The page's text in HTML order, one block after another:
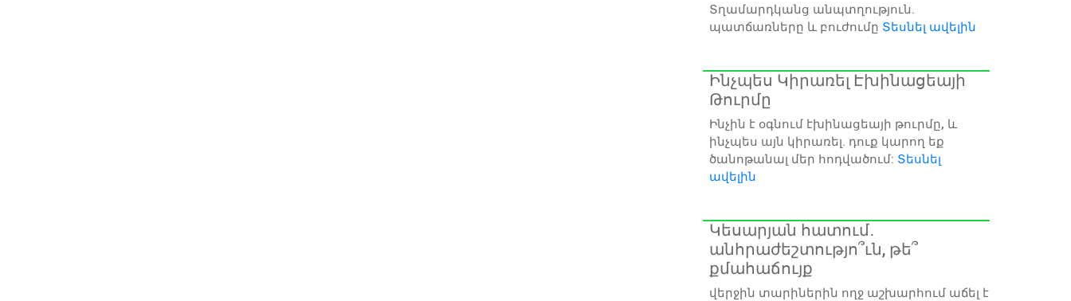
Տղամարդկանց անպտղություն.
պատճառները և բուժումը Տեսնել ավելին
Ինչպես Կիրառել Էխինացեայի
Թուրմը
Ինչին է օգնում էխինացեայի թուրմը, և
ինչպես այն կիրառել. դուք կարող եք
ծանոթանալ մեր հոդվածում: Տեսնել
ավելին
Կեսարյան հատում․
անհրաժեշտությո՞ւն, թե՞
քմահաճույք
վերջին տարիներին ողջ աշխարհում աճել է